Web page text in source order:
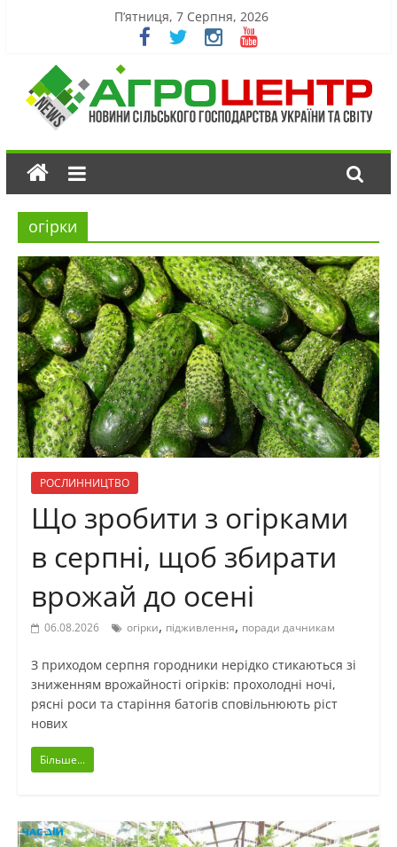
П’ятниця, 7 Серпня, 2026
огірки
РОСЛИННИЦТВО
Що зробити з огірками
в серпні, щоб збирати
врожай до осені
06.08.2026 огірки, підживлення, поради дачникам
З приходом серпня городники нерідко стикаються зі
зниженням врожайності огірків: прохолодні ночі,
рясні роси та старіння батогів сповільнюють ріст
нових
Більше...